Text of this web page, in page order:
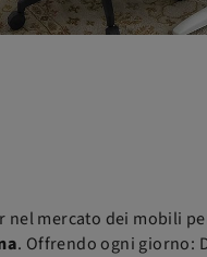
nel mercato dei mobili
. Offrendo ogni giorno: